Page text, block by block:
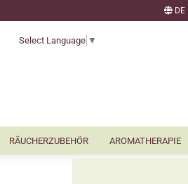
DE
Suche...Select Language ▼
RÄUCHERZUBEHÖR AROMATHERAPIE